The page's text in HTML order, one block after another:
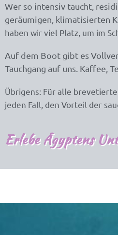
Wer so intensiv taucht,
geräumigen, klimatisierten
haben wir viel Platz, um im
Auf dem Boot gibt es
Tauchgang auf uns. Kaffee,
Übrigens: Für alle
jeden Fall, den Vorteil der
Erlebe Ägyptens